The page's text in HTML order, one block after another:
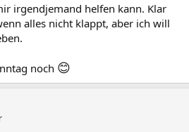
irgendjemand helfen kann. Klar
alles nicht klappt, aber ich will
noch 😊